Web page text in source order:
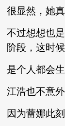
很显然，她真
不过想想也
阶段，这时
是个人都会生
江浩也不意外
因为蕾娜此